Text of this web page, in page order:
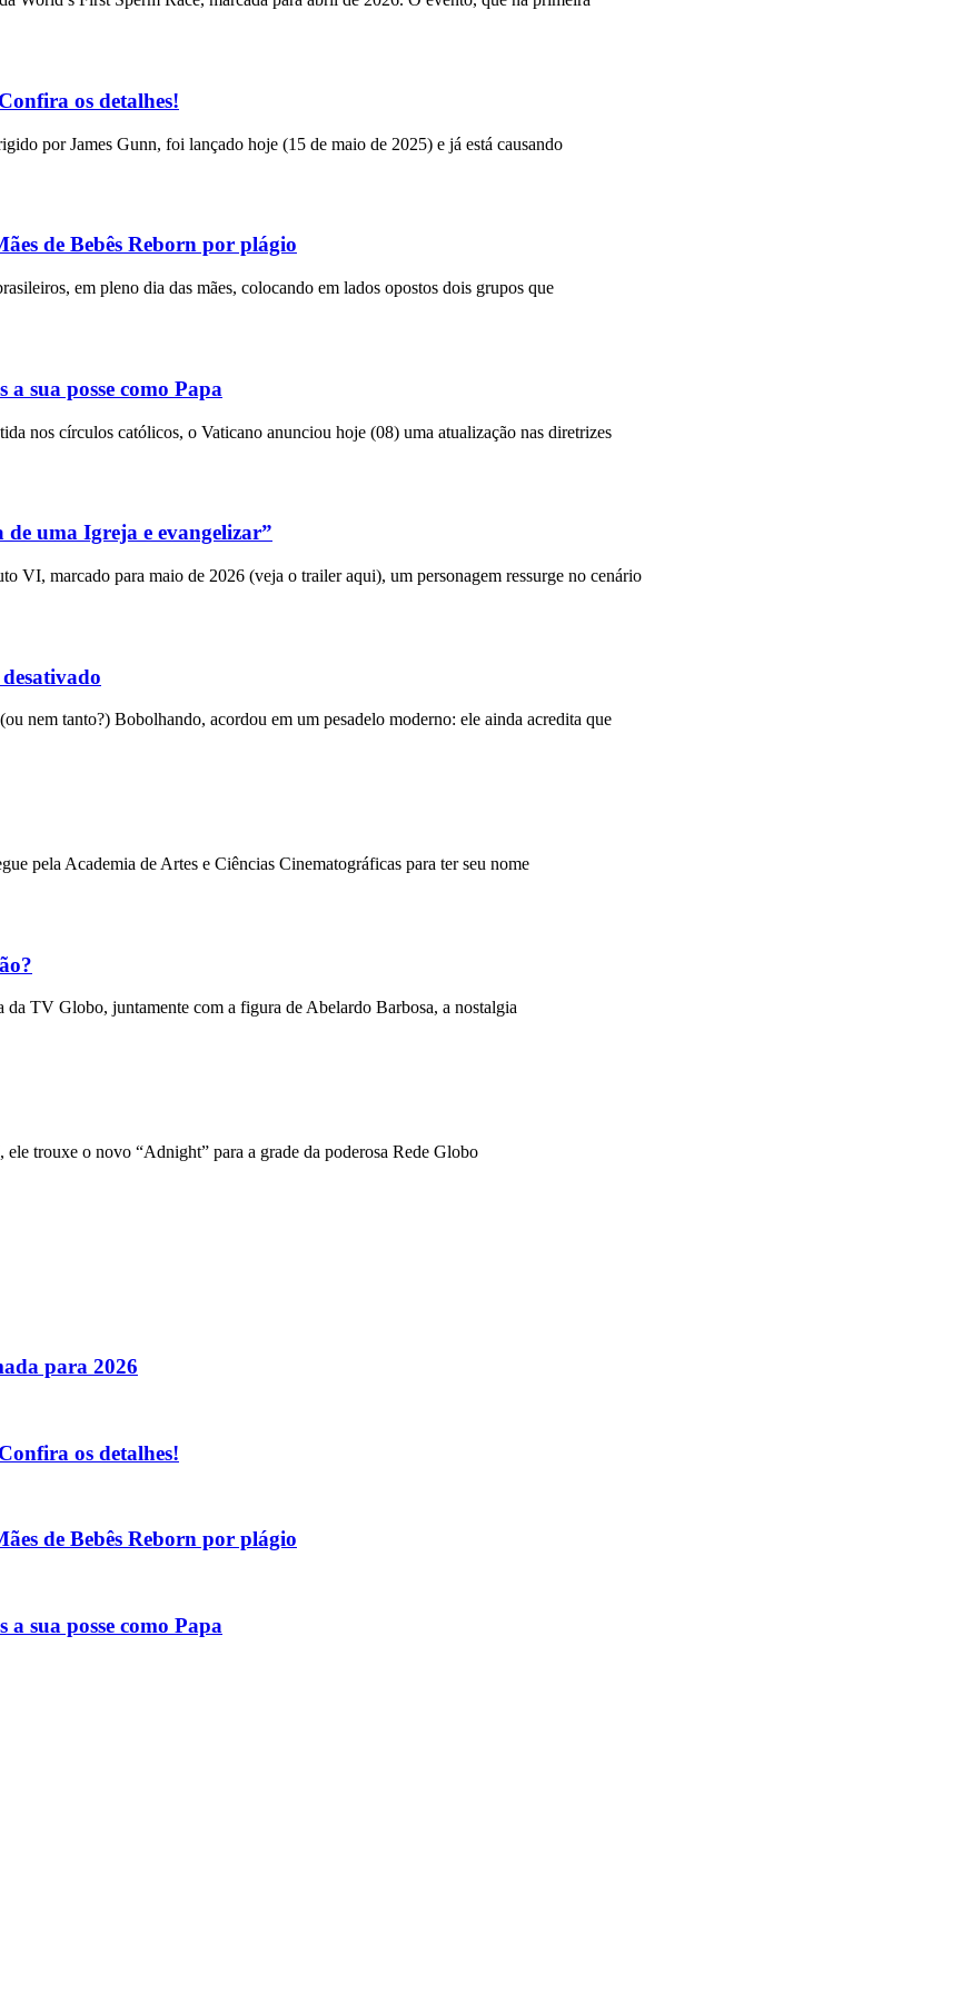
os detalhes!
por James Gunn, foi lançado hoje (15 de maio de 2025) e já está causando
de Bebês Reborn por plágio
em pleno dia das mães, colocando em lados opostos dois grupos que
sua posse como Papa
nos círculos católicos, o Vaticano anunciou hoje (08) uma atualização nas diretrizes
uma Igreja e evangelizar”
VI, marcado para maio de 2026 (veja o trailer aqui), um personagem ressurge no cenário
nem tanto?) Bobolhando, acordou em um pesadelo moderno: ele ainda acredita que
pela Academia de Artes e Ciências Cinematográficas para ter seu nome
TV Globo, juntamente com a figura de Abelardo Barbosa, a nostalgia
trouxe o novo “Adnight” para a grade da poderosa Rede Globo
para 2026
os detalhes!
de Bebês Reborn por plágio
sua posse como Papa